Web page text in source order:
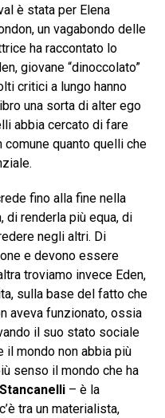
è stata per Elena
un vagabondo delle
ha raccontato lo
giovane “dinoccolato”
critici a lungo hanno
una sorta di alter ego
abbia cercato di fare
quanto quelli che
fino alla fine nella
renderla più equa, di
negli altri. Di
e devono essere
troviamo invece Eden,
sulla base del fatto che
aveva funzionato, ossia
il suo stato sociale
il mondo non abbia più
senso il mondo che ha
Stancanelli– è la
tra un materialista,